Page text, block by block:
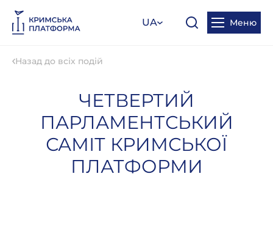
UA Меню
Назад до всіх подій
ЧЕТВЕРТИЙ
ПАРЛАМЕНТСЬКИЙ
САМІТ КРИМСЬКОЇ
ПЛАТФОРМИ